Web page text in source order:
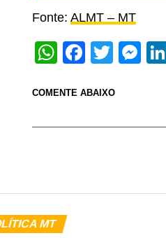
Fonte: ALMT – MT
WhatsApp
Twitter
COMENTE ABAIXO
MT